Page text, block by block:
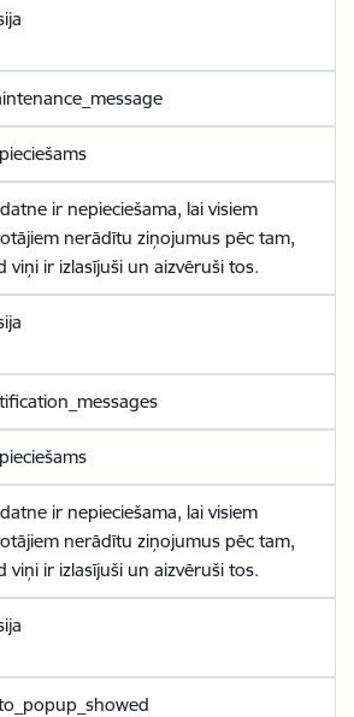
ir nepieciešama, lai visiem
nerādītu ziņojumus pēc tam,
viņi ir izlasījuši un aizvēruši tos.
ir nepieciešama, lai visiem
nerādītu ziņojumus pēc tam,
viņi ir izlasījuši un aizvēruši tos.